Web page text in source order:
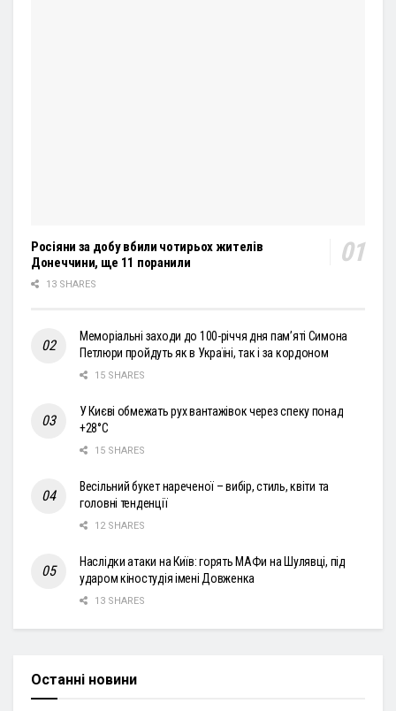
Росіяни за добу вбили чотирьох жителів
Донеччини, ще 11 поранили
13 SHARES
Меморіальні заходи до 100-річчя дня пам’яті Симона
Петлюри пройдуть як в Україні, так і за кордоном
15 SHARES
У Києві обмежать рух вантажівок через спеку понад
+28°С
15 SHARES
Весільний букет нареченої – вибір, стиль, квіти та
головні тенденції
12 SHARES
Наслідки атаки на Київ: горять МАФи на Шулявці, під
ударом кіностудія імені Довженка
13 SHARES
Останні новини